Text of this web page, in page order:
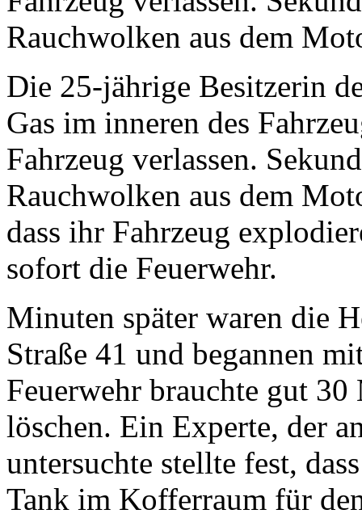
Rauchwolken aus dem
Die 25-jährige Besitzerin
Gas im inneren des
Fahrzeug verlassen.
Rauchwolken aus dem
dass ihr Fahrzeug
sofort die Feuerwehr.
Minuten später waren die
Straße 41 und begannen
Feuerwehr brauchte gut
löschen. Ein Experte, der
untersuchte stellte fest,
Tank im Kofferraum für